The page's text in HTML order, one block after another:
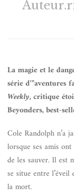
La magie et le
série d'”aventures
Weekly, critique
Beyonders, best-
Cole Randolph n’a
lorsque ses amis
de les sauver. Il est
se situe entre
la mort.